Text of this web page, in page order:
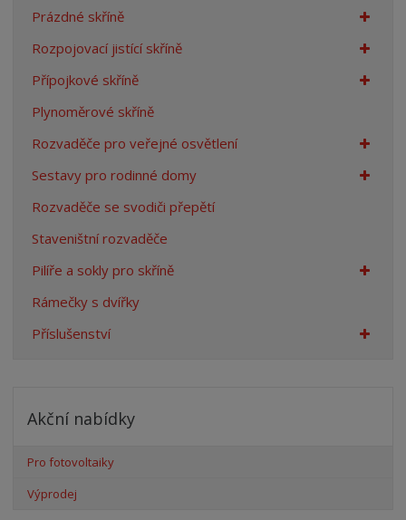
Prázdné skříně
Rozpojovací jistící skříně
Přípojkové skříně
Plynoměrové skříně
Rozvaděče pro veřejné osvětlení
Sestavy pro rodinné domy
Rozvaděče se svodiči přepětí
Staveništní rozvaděče
Pilíře a sokly pro skříně
Rámečky s dvířky
Příslušenství
Akční nabídky
Pro fotovoltaiky
Výprodej